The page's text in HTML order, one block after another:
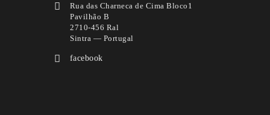
Rua das Charneca de Cima Bloco1
Pavilhão B
2710-456 Ral
Sintra — Portugal
facebook